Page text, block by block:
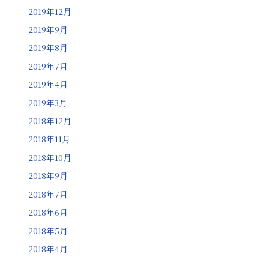
2019年12月
2019年9月
2019年8月
2019年7月
2019年4月
2019年3月
2018年12月
2018年11月
2018年10月
2018年9月
2018年7月
2018年6月
2018年5月
2018年4月